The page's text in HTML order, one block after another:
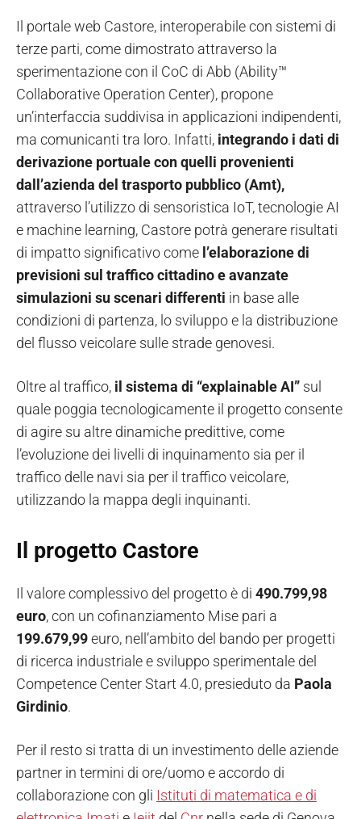
Il portale web Castore, interoperabile con sistemi di
terze parti, come dimostrato attraverso la
sperimentazione con il CoC di Abb (Ability™
Collaborative Operation Center), propone
un’interfaccia suddivisa in applicazioni indipendenti,
ma comunicanti tra loro. Infatti, integrando i dati di
derivazione portuale con quelli provenienti
dall’azienda del trasporto pubblico (Amt),
attraverso l’utilizzo di sensoristica IoT, tecnologie AI
e machine learning, Castore potrà generare risultati
di impatto significativo come l’elaborazione di
previsioni sul traffico cittadino e avanzate
simulazioni su scenari differenti in base alle
condizioni di partenza, lo sviluppo e la distribuzione
del flusso veicolare sulle strade genovesi.
Oltre al traffico, il sistema di “explainable AI” sul
quale poggia tecnologicamente il progetto consente
di agire su altre dinamiche predittive, come
l’evoluzione dei livelli di inquinamento sia per il
traffico delle navi sia per il traffico veicolare,
utilizzando la mappa degli inquinanti.
Il progetto Castore
Il valore complessivo del progetto è di 490.799,98
euro, con un cofinanziamento Mise pari a
199.679,99euro, nell’ambito del bando per progetti
di ricerca industriale e sviluppo sperimentale del
Competence Center Start 4.0, presieduto da Paola
Girdinio.
Per il resto si tratta di un investimento delle aziende
partner in termini di ore/uomo e accordo di
collaborazione con gli Istituti di matematica e di